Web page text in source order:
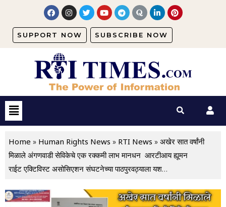
SUPPORT NOW SUBSCRIBE NOW
Home » Human Rights News » RTI News » अखेर सात वर्षांनी
मिळाले अंगणवाडी सेविकेचे एक रक्कमी लाभ मानधन आरटीआय ह्यूमन
राईट एक्टिविस्ट असोसिएशन संघटनेच्या पाठपुरवठ्याला यश…